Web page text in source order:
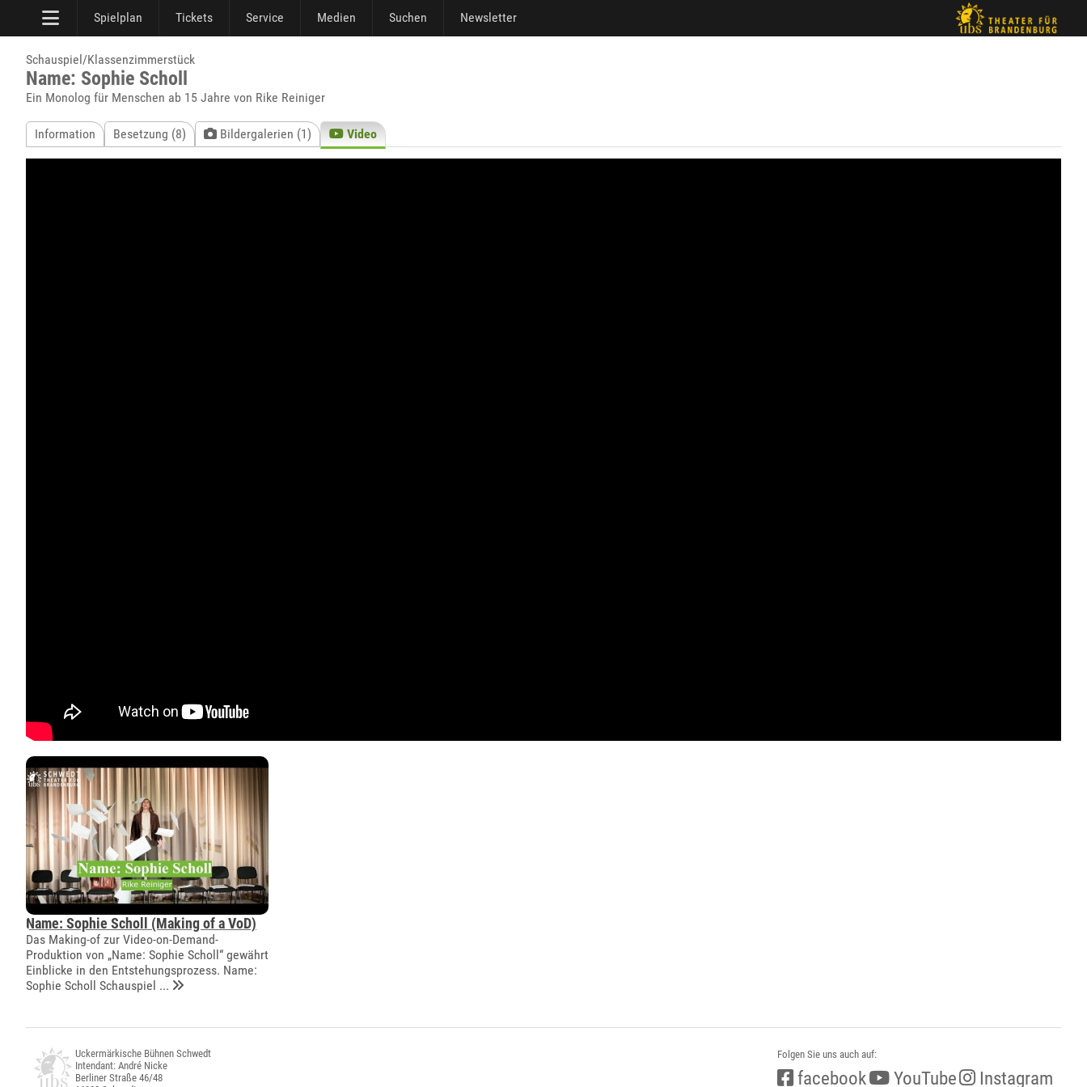
Spielplan Tickets Service Medien Suchen Newsletter
Schauspiel/Klassenzimmerstück
Name: Sophie Scholl
Ein Monolog für Menschen ab 15 Jahre von Rike Reiniger
Information Besetzung (8) Bildergalerien (1) Video
Name: Sophie Scholl (Making of a VoD)
Das Making-of zur Video-on-Demand-
Produktion von „Name: Sophie Scholl“ gewährt
Einblicke in den Entstehungsprozess. Name:
Sophie Scholl Schauspiel ...
Uckermärkische Bühnen Schwedt
Intendant: André Nicke
Berliner Straße 46/48
Folgen Sie uns auch auf:
facebook YouTube Instagram